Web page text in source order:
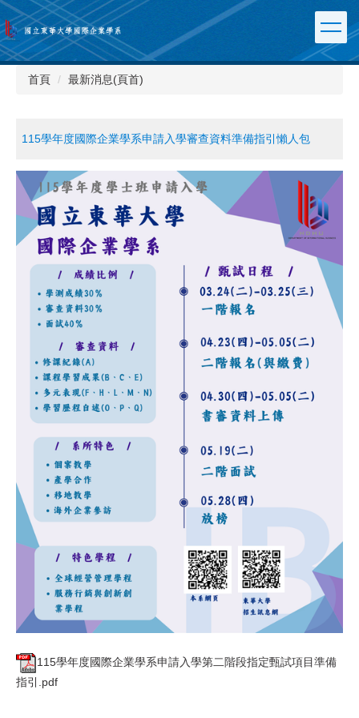
跳
到
主
要
首頁 最新消息(頁首)
115學年度國際企業學系申請入學審查資料準備指引懶人包
115學年度國際企業學系申請入學第二階段指定甄試項目準備
指引.pdf